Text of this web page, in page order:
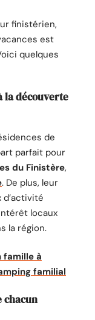
finistérien,
est
quelques
la découverte
de
parfait pour
du Finistère,
. De plus, leur
locaux
la région.
famille à
familial
chacun